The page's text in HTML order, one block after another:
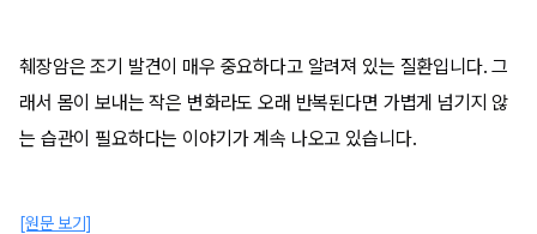
췌장암은 조기 발견이 매우 중요하다고 알려져 있는 질환입니다. 그
래서 몸이 보내는 작은 변화라도 오래 반복된다면 가볍게 넘기지 않
는 습관이 필요하다는 이야기가 계속 나오고 있습니다.
[원문 보기]